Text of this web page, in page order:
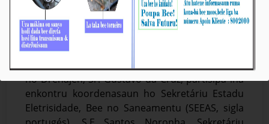
Média_BTL, E.P 27-Jullu -2023
Díli, 27/07/2023. Vise-Prezidente Komisaun
Ezekutiva (KE) Bee Timor-Leste, Empreza Públika
no Drenajen, Sr. Gustavo da Cruz, partisipa iha
enkontru koordenasaun ho Sekretáriu Estadu
Eletrisidade, Bee no Saneamentu (SEEAS, sigla